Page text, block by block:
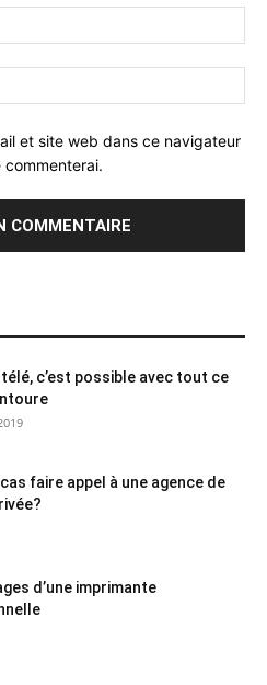
et site web dans ce navigateur
télé, c’est possible avec tout ce
faire appel à une agence de
d’une imprimante